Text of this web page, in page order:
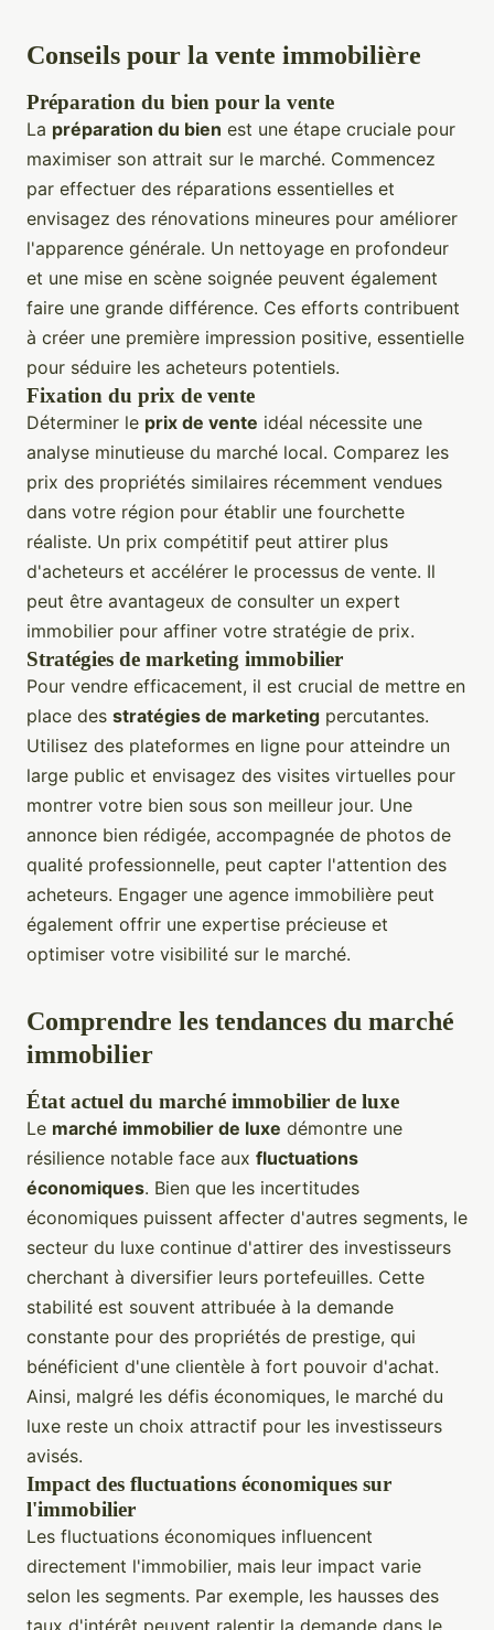
Conseils pour la vente immobilière
Préparation du bien pour la vente
La préparation du bien est une étape cruciale pour
maximiser son attrait sur le marché. Commencez
par effectuer des réparations essentielles et
envisagez des rénovations mineures pour améliorer
l'apparence générale. Un nettoyage en profondeur
et une mise en scène soignée peuvent également
faire une grande différence. Ces efforts contribuent
à créer une première impression positive, essentielle
pour séduire les acheteurs potentiels.
Fixation du prix de vente
Déterminer le prix de vente idéal nécessite une
analyse minutieuse du marché local. Comparez les
prix des propriétés similaires récemment vendues
dans votre région pour établir une fourchette
réaliste. Un prix compétitif peut attirer plus
d'acheteurs et accélérer le processus de vente. Il
peut être avantageux de consulter un expert
immobilier pour affiner votre stratégie de prix.
Stratégies de marketing immobilier
Pour vendre efficacement, il est crucial de mettre en
place des stratégies de marketing percutantes.
Utilisez des plateformes en ligne pour atteindre un
large public et envisagez des visites virtuelles pour
montrer votre bien sous son meilleur jour. Une
annonce bien rédigée, accompagnée de photos de
qualité professionnelle, peut capter l'attention des
acheteurs. Engager une agence immobilière peut
également offrir une expertise précieuse et
optimiser votre visibilité sur le marché.
Comprendre les tendances du marché
immobilier
État actuel du marché immobilier de luxe
Le marché immobilier de luxe démontre une
résilience notable face aux fluctuations
économiques. Bien que les incertitudes
économiques puissent affecter d'autres segments, le
secteur du luxe continue d'attirer des investisseurs
cherchant à diversifier leurs portefeuilles. Cette
stabilité est souvent attribuée à la demande
constante pour des propriétés de prestige, qui
bénéficient d'une clientèle à fort pouvoir d'achat.
Ainsi, malgré les défis économiques, le marché du
luxe reste un choix attractif pour les investisseurs
avisés.
Impact des fluctuations économiques sur
l'immobilier
Les fluctuations économiques influencent
directement l'immobilier, mais leur impact varie
selon les segments. Par exemple, les hausses des